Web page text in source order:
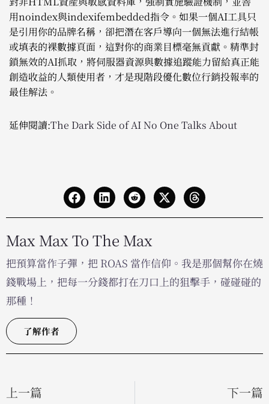
用noindex與indexifembedded指令。如果一個AI工具只
是引用你的品牌名稱，卻把潛在客戶導向一個無法進行結帳
或填表的裸數據頁面，這對你的商業目標毫無貢獻。精準封
鎖無效的AI抓取，將伺服器資源與數據追蹤能力留給真正能
創造收益的人類使用者，才是現階段優化數位行銷投報率的
最佳解法。
延伸閱讀:The Dark Side of AI No One Talks About
Max Max To The Max
把預算當作子彈，把 ROAS 當作信仰。我是那個幫你在燒
錢戰場上，把每一分錢都打在刀口上的狙擊手，碰碰碰的
那種！
了解作者
上一篇 下一篇